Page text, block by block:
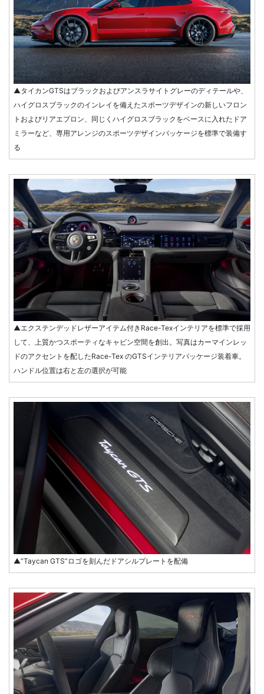
▲タイカンGTSはブラックおよびアンスラサイトグレーのディテールや、
ハイグロスブラックのインレイを備えたスポーツデザインの新しいフロン
トおよびリアエプロン、同じくハイグロスブラックをベースに入れたドア
ミラーなど、専用アレンジのスポーツデザインパッケージを標準で装備す
る
▲エクステンデッドレザーアイテム付きRace-Texインテリアを標準で採用
して、上質かつスポーティなキャビン空間を創出。写真はカーマインレッ
ドのアクセントを配したRace-Tex のGTSインテリアパッケージ装着車。
ハンドル位置は右と左の選択が可能
▲“Taycan GTS”ロゴを刻んだドアシルプレートを配備